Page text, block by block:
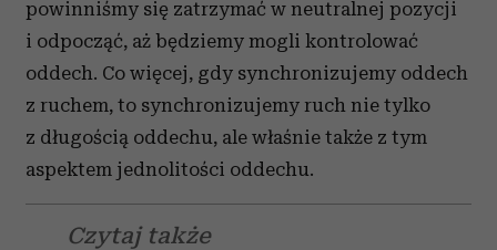
powinniśmy się zatrzymać w neutralnej pozycji
i odpocząć, aż będziemy mogli kontrolować
oddech. Co więcej, gdy synchronizujemy oddech
z ruchem, to synchronizujemy ruch nie tylko
z długością oddechu, ale właśnie także z tym
aspektem jednolitości oddechu.
Czytaj także